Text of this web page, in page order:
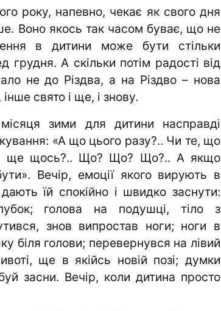
року, напевно, чекає як свого дня
Воно якось так часом буває, що не
в дитини може бути стільки
грудня. А скільки потім радості від
не до Різдва, а на Різдво – нова
свято і ще, і знову.
зими для дитини насправді
«А що цього разу?.. Чи те, що
ще щось?.. Що? Що? Що?.. А якщо
Вечір, емоції якого вирують в
їй спокійно і швидко заснути:
голова на подушці, тіло з
знов випростав ноги; ноги в
біля голови; перевернувся на лівий
ще в якійсь новій позі; думки
засни. Вечір, коли дитина просто